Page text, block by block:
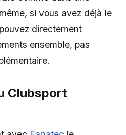
si vous avez déjà le
directement
ensemble, pas
Clubsport